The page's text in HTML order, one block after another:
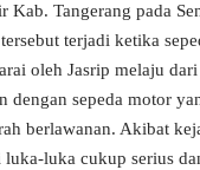
Kab. Tangerang pada
terjadi ketika
oleh Jasrip melaju
dengan sepeda motor
berlawanan. Akibat
luka cukup serius